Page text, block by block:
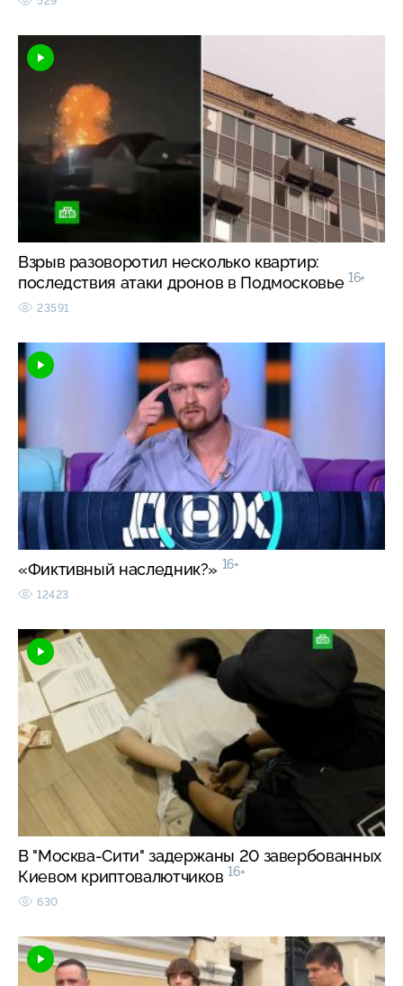
Взрыв разоворотил несколько квартир:
последствия атаки дронов в Подмосковье 16+
23591
«Фиктивный наследник?» 16+
12423
В "Москва-Сити" задержаны 20 завербованных
Киевом криптовалютчиков 16+
630